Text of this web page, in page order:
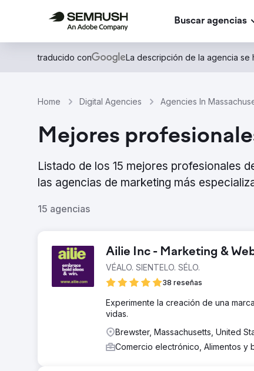
Buscar agencias
traducido con La descripción de la agencia se
Home Digital Agencies Agencies In
Mejores
Listado de los 15 mejores profesionales
las agencias de marketing más
15 agencias
Ailie Inc - Marketing &
VÉALO. SIENTELO. SÉLO.
38 reseñas
Experimente la creación de una
vidas.
Brewster, Massachusetts, United
Comercio electrónico, Alimentos y